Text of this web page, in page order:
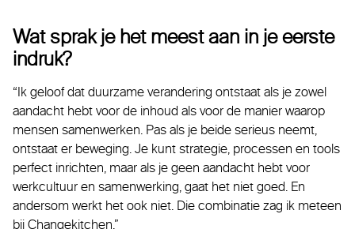
Wat sprak je het meest aan in je eerste
indruk?
“Ik geloof dat duurzame verandering ontstaat als je zowel
aandacht hebt voor de inhoud als voor de manier waarop
mensen samenwerken. Pas als je beide serieus neemt,
ontstaat er beweging. Je kunt strategie, processen en tools
perfect inrichten, maar als je geen aandacht hebt voor
werkcultuur en samenwerking, gaat het niet goed. En
andersom werkt het ook niet. Die combinatie zag ik meteen
bij Changekitchen.”